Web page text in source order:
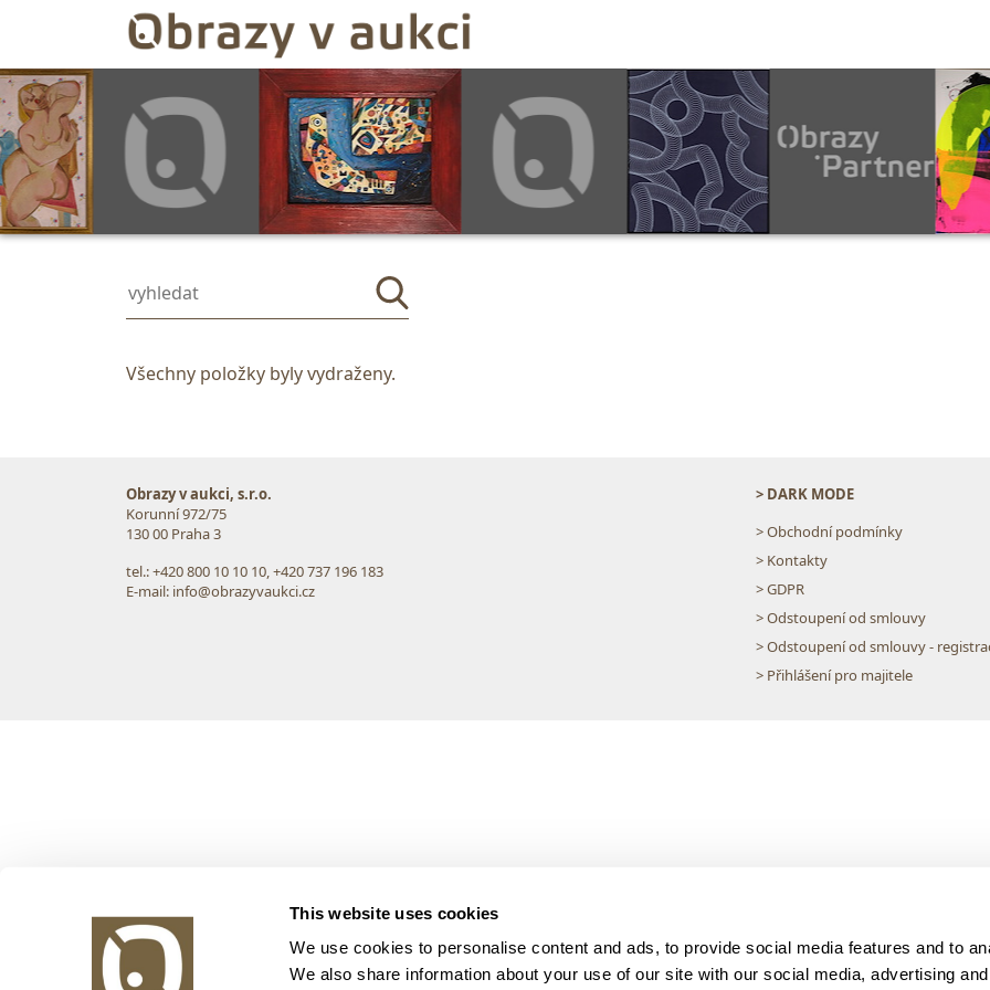
This website uses cookies
We use cookies to personalise content and ads, to provide social media features and to
We also share information about your use of our site with our social media, advertising
Všechny položky byly vydraženy.
Obrazy v aukci, s.r.o.
Korunní 972/75
130 00 Praha 3
tel.: +420 800 10 10 10, +420 737 196 183
E-mail: info@obrazyvaukci.cz
> DARK MODE
> Obchodní podmínky
> Kontakty
> GDPR
> Odstoupení od smlouvy
> Odstoupení od smlouvy -
> Přihlášení pro majitele